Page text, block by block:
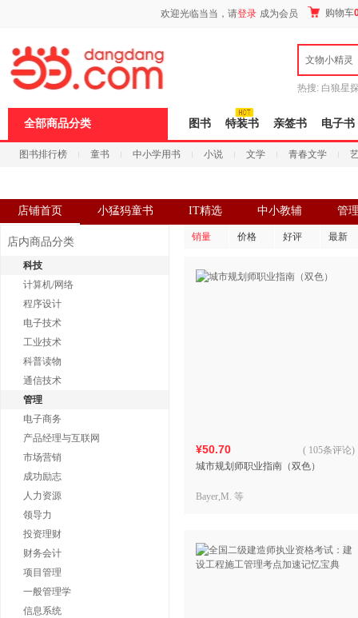
欢迎光临当当，请登录 成为会员 购物车
文物小精灵
热搜: 白狼星
全部商品分类 图书 特装书 亲签书 电子书
图书排行榜 童书 中小学用书 小说 文学 青春文学
店铺首页 小猛犸童书 IT精选 中小教辅 管
店内商品分类
科技
计算机/网络
程序设计
电子技术
工业技术
科普读物
通信技术
管理
电子商务
产品经理与互联网
市场营销
成功励志
人力资源
领导力
投资理财
财务会计
项目管理
一般管理学
信息系统
销量 价格 好评 最新
¥50.70
城市规划师职业指南（双色）
( 105条评论)
Bayer,M. 等
页
浪
键
打